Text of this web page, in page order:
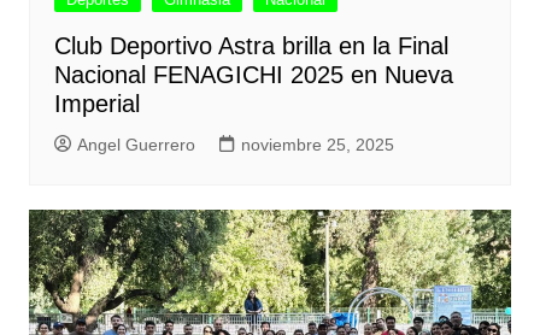
Club Deportivo Astra brilla en la Final
Nacional FENAGICHI 2025 en Nueva
Imperial
Angel Guerrero noviembre 25, 2025